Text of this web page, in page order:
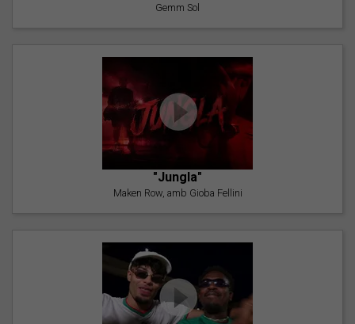
Gemm Sol
"Jungla"
Maken Row, amb Gioba Fellini